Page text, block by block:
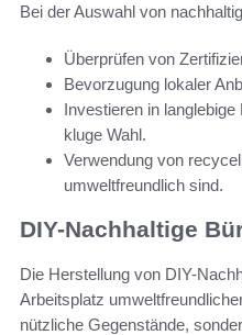
Bei der Auswahl von
Überprüfen von
Bevorzugung lokaler
Investieren in
kluge Wahl.
Verwendung von
umweltfreundlich sind.
DIY-Nachhaltige
Die Herstellung von DIY-
Arbeitsplatz
nützliche Gegenstände,